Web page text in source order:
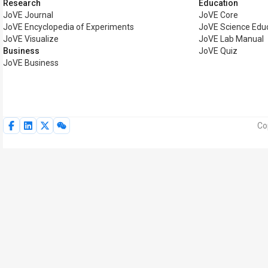
Research
JoVE Journal
JoVE Encyclopedia of Experiments
JoVE Visualize
Business
JoVE Business
Education
JoVE Core
JoVE Science
JoVE Lab Manual
JoVE Quiz